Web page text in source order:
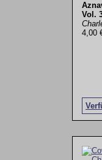
Vol.
4,00